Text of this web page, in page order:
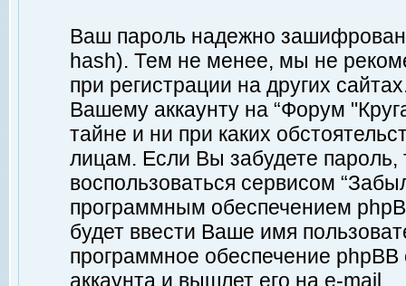
Ваш пароль надежно
hash). Тем не менее, мы не
при регистрации на других
Вашему аккаунту на “Форум
тайне и ни при каких
лицам. Если Вы забудете пароль,
воспользоваться сервисом
программным обеспечением
будет ввести Ваше имя
программное обеспечение
аккаунта и вышлет его на e-mail.